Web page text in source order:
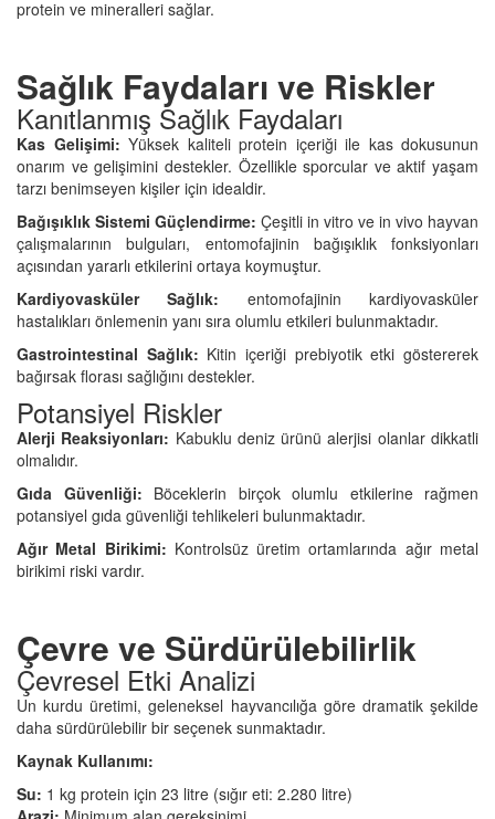
protein ve mineralleri sağlar.
Sağlık Faydaları ve Riskler
Kanıtlanmış Sağlık Faydaları
Kas Gelişimi: Yüksek kaliteli protein içeriği ile kas dokusunun
onarım ve gelişimini destekler. Özellikle sporcular ve aktif yaşam
tarzı benimseyen kişiler için idealdir.
Bağışıklık Sistemi Güçlendirme: Çeşitli in vitro ve in vivo hayvan
çalışmalarının bulguları, entomofajinin bağışıklık fonksiyonları
açısından yararlı etkilerini ortaya koymuştur.
Kardiyovasküler Sağlık: entomofajinin kardiyovasküler
hastalıkları önlemenin yanı sıra olumlu etkileri bulunmaktadır.
Gastrointestinal Sağlık: Kitin içeriği prebiyotik etki göstererek
bağırsak florası sağlığını destekler.
Potansiyel Riskler
Alerji Reaksiyonları: Kabuklu deniz ürünü alerjisi olanlar dikkatli
olmalıdır.
Gıda Güvenliği: Böceklerin birçok olumlu etkilerine rağmen
potansiyel gıda güvenliği tehlikeleri bulunmaktadır.
Ağır Metal Birikimi: Kontrolsüz üretim ortamlarında ağır metal
birikimi riski vardır.
Çevre ve Sürdürülebilirlik
Çevresel Etki Analizi
Un kurdu üretimi, geleneksel hayvancılığa göre dramatik şekilde
daha sürdürülebilir bir seçenek sunmaktadır.
Kaynak Kullanımı:
Su: 1 kg protein için 23 litre (sığır eti: 2.280 litre)